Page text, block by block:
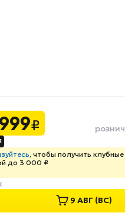
₽
, чтобы получить
до 3 000 ₽
9 АВГ (ВС)